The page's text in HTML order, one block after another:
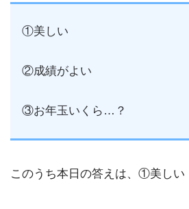
①美しい
②成績がよい
③お年玉いくら…？
このうち本日の答えは、①美しい